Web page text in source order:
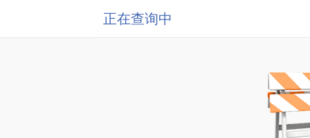
正在查询中